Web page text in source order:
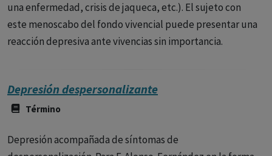
una enfermedad, crisis de jaqueca, etc.). El sujeto con
este menoscabo del fondo vivencial puede presentar una
reacción depresiva ante vivencias sin importancia.
Depresión despersonalizante
Término
Depresión acompañada de síntomas de